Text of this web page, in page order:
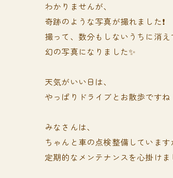
わかりませんが、
奇跡のような写真が撮れました❗️
撮って、数分もしないうちに消え
幻の写真になりました✨
天気がいい日は、
やっぱりドライブとお散歩ですね
みなさんは、
ちゃんと車の点検整備しています
定期的なメンテナンスを心掛け